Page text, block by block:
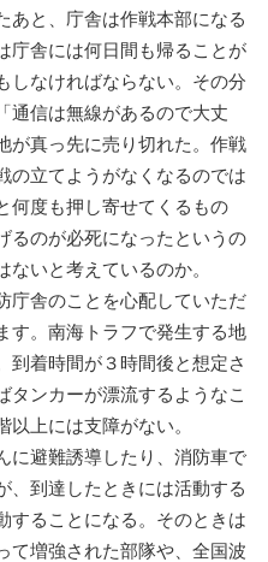
と、庁舎は作戦本部になる
庁舎には何日間も帰ることが
しなければならない。その分
通信は無線があるので大丈
が真っ先に売り切れた。作戦
の立てようがなくなるのでは
何度も押し寄せてくるもの
るのが必死になったというの
いと考えているのか。
庁舎のことを心配していただ
す。南海トラフで発生する地
到着時間が３時間後と想定さ
タンカーが漂流するようなこ
以上には支障がない。
避難誘導したり、消防車で
、到達したときには活動する
することになる。そのときは
て増強された部隊や、全国波